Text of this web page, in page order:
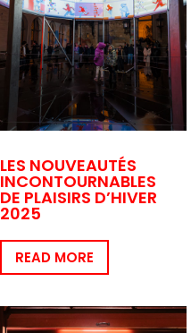
LES NOUVEAUTÉS
INCONTOURNABLES
DE PLAISIRS D’HIVER
2025
READ MORE